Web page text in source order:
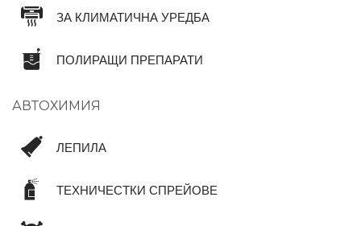
ЗА КЛИМАТИЧНА УРЕДБА
ПОЛИРАЩИ ПРЕПАРАТИ
АВТОХИМИЯ
ЛЕПИЛА
ТЕХНИЧЕСТКИ СПРЕЙОВЕ